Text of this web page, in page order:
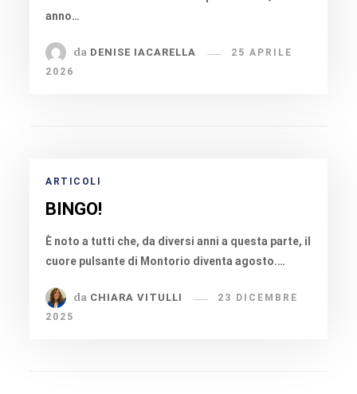
anno…
da DENISE IACARELLA
25 APRILE
2026
ARTICOLI
BINGO!
È noto a tutti che, da diversi anni a questa parte, il
cuore pulsante di Montorio diventa agosto.…
da CHIARA VITULLI
23 DICEMBRE
2025